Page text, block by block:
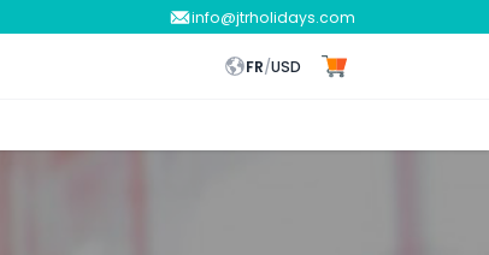
info@jtrholidays.com
FR/USD